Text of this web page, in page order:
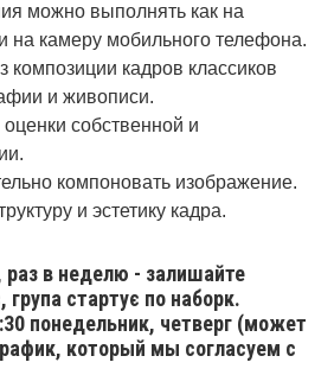
можно выполнять как на
на камеру мобильного телефона.
композиции кадров классиков
и живописи.
собственной и
компоновать изображение.
и эстетику кадра.
раз в неделю - залишайте
група стартує по наборк.
понедельник, четверг (может
который мы согласуем с